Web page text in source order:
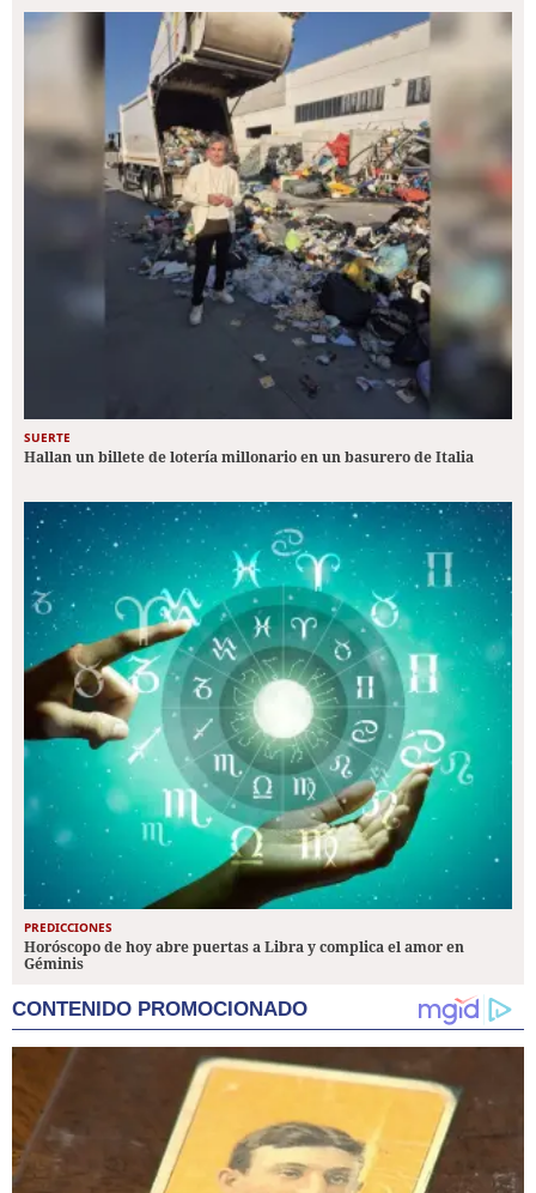
SUERTE
Hallan un billete de lotería millonario en un basurero de Italia
PREDICCIONES
Horóscopo de hoy abre puertas a Libra y complica el amor en
Géminis
CONTENIDO PROMOCIONADO